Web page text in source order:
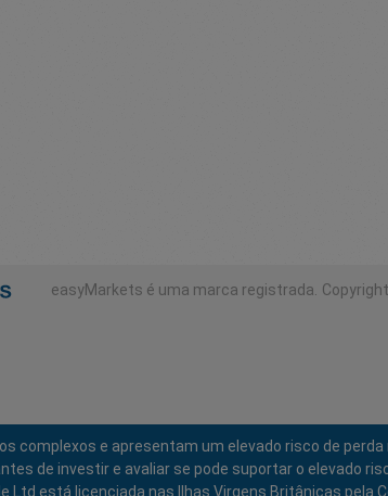
easyMarkets é uma marca registrada.
complexos e apresentam um elevado risco de
de investir e avaliar se pode suportar o elevado
Ltd está licenciada nas Ilhas Virgens Britânicas pela